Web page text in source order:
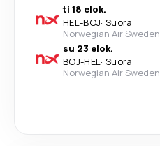
ti 18 elok.
HEL-BOJ· Suora
Norwegian Air Sweden
su 23 elok.
BOJ-HEL· Suora
Norwegian Air Sweden